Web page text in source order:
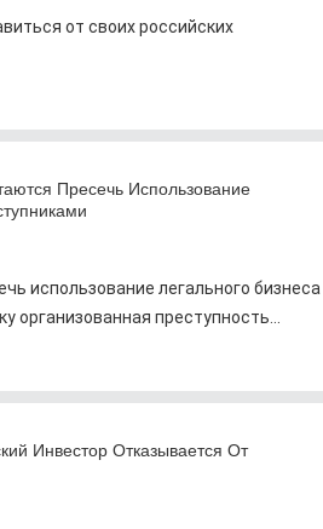
от своих российских
Пресечь Использование
использование легального бизнеса
организованная преступность...
Инвестор Отказывается От